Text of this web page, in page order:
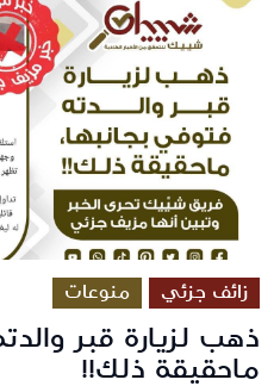
زائف جزئي منوعات
ذهب لزيارة قبر
ماحقيقة ذلك!!